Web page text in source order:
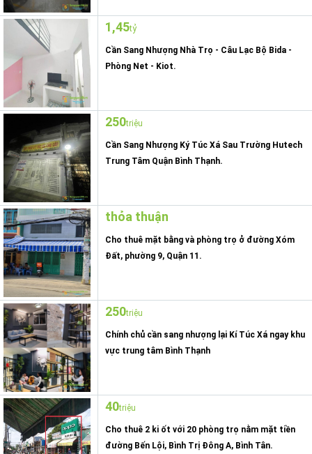
1,45tỷ
Cần Sang Nhượng Nhà Trọ - Câu Lạc Bộ Bida -
Phòng Net - Kiot.
250triệu
Cần Sang Nhượng Ký Túc Xá Sau Trường Hutech
Trung Tâm Quận Bình Thạnh.
thỏa thuận
Cho thuê mặt bằng và phòng trọ ở đường Xóm
Đất, phường 9, Quận 11.
250triệu
Chính chủ cần sang nhượng lại Kí Túc Xá ngay khu
vực trung tâm Bình Thạnh
40triệu
Cho thuê 2 ki ốt với 20 phòng trọ nằm mặt tiền
đường Bến Lội, Bình Trị Đông A, Bình Tân.